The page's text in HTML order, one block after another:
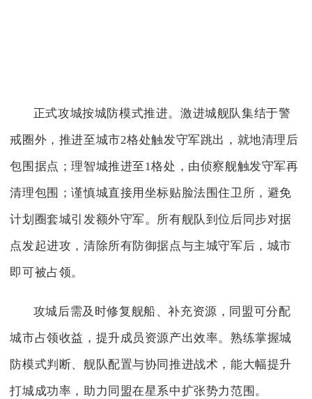
正式攻城按城防模式推进。激进城舰队集结于警
戒圈外，推进至城市2格处触发守军跳出，就地清理后
包围据点；理智城推进至1格处，由侦察舰触发守军再
清理包围；谨慎城直接用坐标贴脸法围住卫所，避免
计划圈套城引发额外守军。所有舰队到位后同步对据
点发起进攻，清除所有防御据点与主城守军后，城市
即可被占领。
攻城后需及时修复舰船、补充资源，同盟可分配
城市占领收益，提升成员资源产出效率。熟练掌握城
防模式判断、舰队配置与协同推进战术，能大幅提升
打城成功率，助力同盟在星系中扩张势力范围。